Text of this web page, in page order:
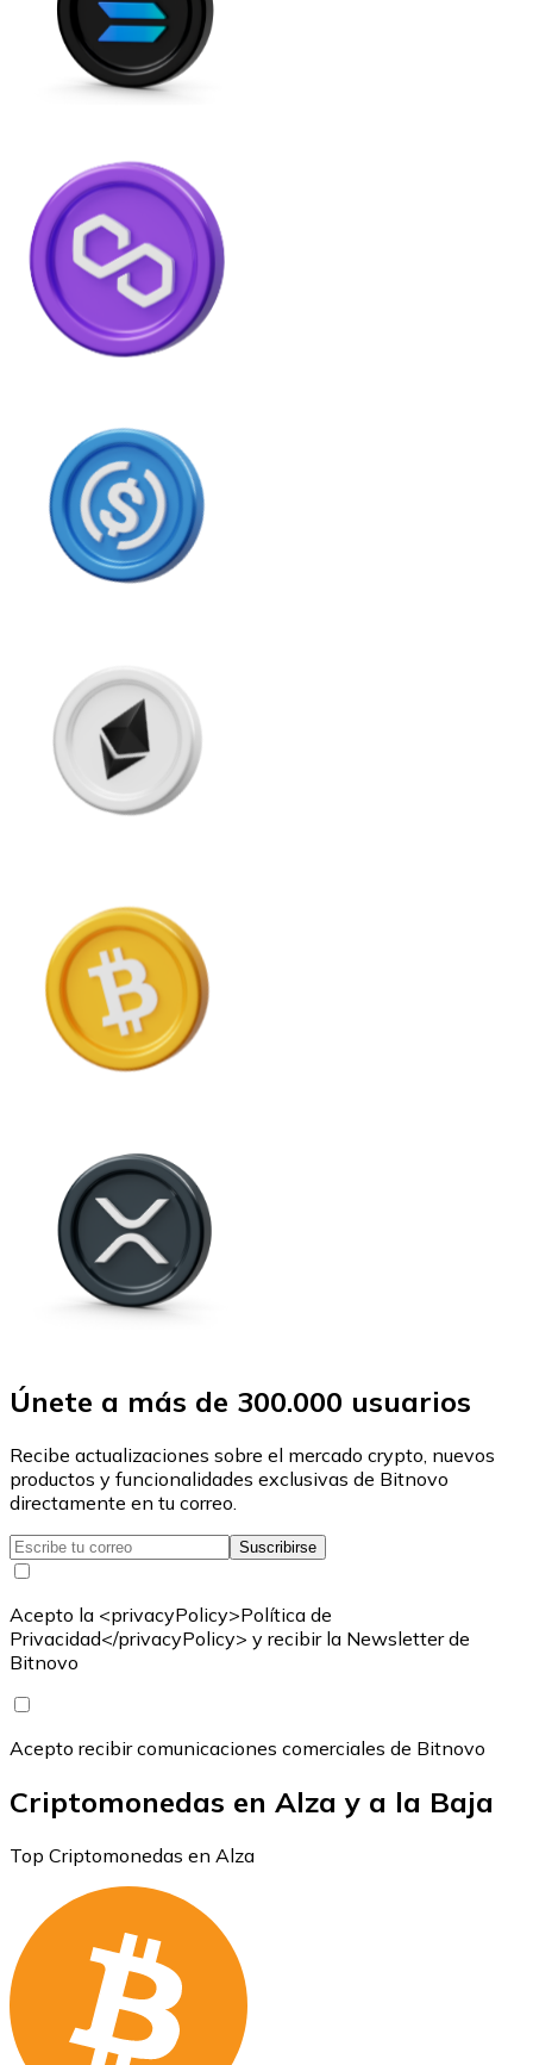
Únete a más de 300.000 usuarios
Recibe actualizaciones sobre el mercado crypto, nuevos
productos y funcionalidades exclusivas de Bitnovo
directamente en tu correo.
Suscribirse
Acepto la <privacyPolicy>Política de
Privacidad</privacyPolicy> y recibir la Newsletter de
Bitnovo
Acepto recibir comunicaciones comerciales de Bitnovo
Criptomonedas en Alza y a la Baja
Top Criptomonedas en Alza